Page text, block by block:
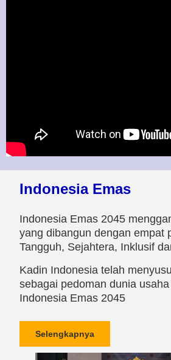
Indonesia Emas
Indonesia Emas 2045
yang dibangun dengan empat
Tangguh, Sejahtera, Inklusif
Kadin Indonesia telah
sebagai pedoman dunia
Indonesia Emas 2045
Selengkapnya